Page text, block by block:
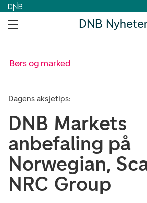
DNB
Børs og marked
Dagens aksjetips:
DNB Markets
anbefaling på
Norwegian,
NRC Group